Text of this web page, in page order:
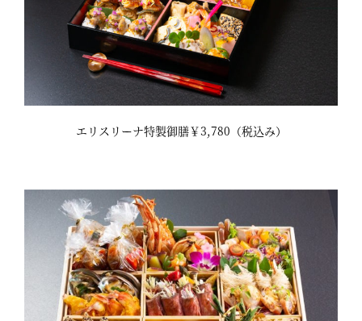
エリスリーナ特製御膳￥3,780（税込み）